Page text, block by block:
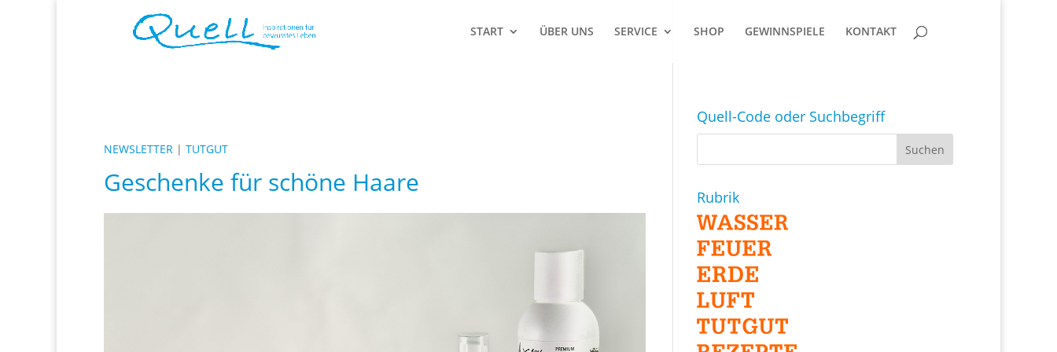
START ÜBER UNS SERVICE SHOP GEWINNSPIELE KONTAKT
NEWSLETTER | TUTGUT
Geschenke für schöne Haare
Quell-Code oder Suchbegriff
Rubrik